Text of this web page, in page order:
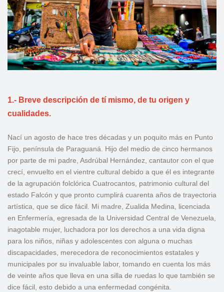
1.- Breve descripción de tí mismo, de tu origen y
cualidades.
Nací un agosto de hace tres décadas y un poquito más en Punto
Fijo, península de Paraguaná. Hijo del medio de cinco hermanos
por parte de mi padre, Asdrúbal Hernández, cantautor con el que
crecí, envuelto en el vientre cultural debido a que él es integrante
de la agrupación folclórica Cuatrocantos, patrimonio cultural del
estado Falcón y que pronto cumplirá cuarenta años de trayectoria
artística, que se dice fácil. Mi madre, Zualida Medina, licenciada
en Enfermería, egresada de la Universidad Central de Venezuela,
inagotable mujer, luchadora por los derechos a una vida digna
para los niños, niñas y adolescentes con alguna o muchas
discapacidades, merecedora de reconocimientos estatales y
municipales por su invaluable labor, tomando en cuenta los más
de veinte años que lleva en una silla de ruedas lo que también se
dice fácil, esto debido a una enfermedad congénita.